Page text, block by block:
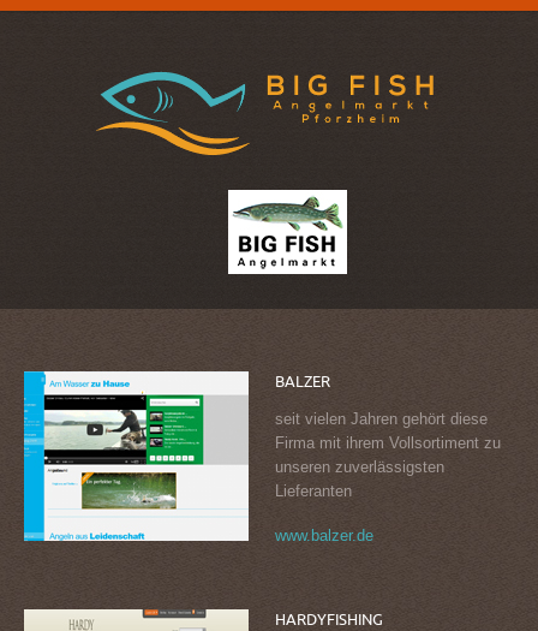
BALZER
seit vielen Jahren gehört diese
Firma mit ihrem Vollsortiment zu
unseren zuverlässigsten
Lieferanten
www.balzer.de
HARDYFISHING